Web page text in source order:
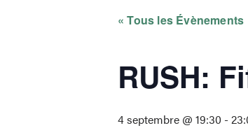
« Tous les Évènements
RUSH:
4 septembre @ 19:30 -